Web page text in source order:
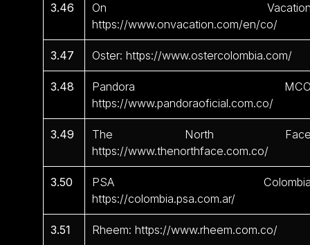
3.46
On
https://www.onvacation.com/en/co/
3.47 Oster: https://www.ostercolombia.com/
3.48
Pandora
https://www.pandoraoficial.com.co/
3.49
The North
https://www.thenorthface.com.co/
3.50
PSA
https://colombia.psa.com.ar/
3.51 Rheem: https://www.rheem.com.co/